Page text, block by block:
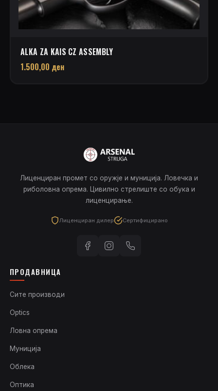
ALKA ZA KAIS CZ ASSEMBLY
1.500,00 ден
Лиценциран промет со оружје и муниција. Ловечка и
риболовна опрема. Цивилно стрелиште со обука и
лиценцирање.
Лиценциран дилер Сертифицирано
ПРОДАВНИЦА
Сите производи
Optics
Ловна опрема
Муниција
Облека
Оптика